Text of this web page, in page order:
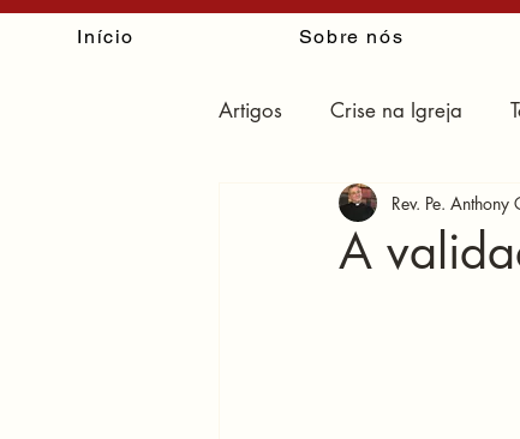
Início Sobre nós
Artigos Crise na Igreja
O erro de Reconhecer e
A
Rev. Pe. Anthony